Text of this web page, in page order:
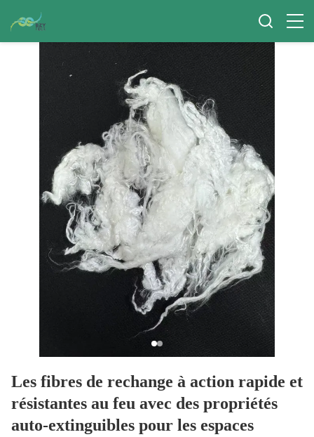
Les fibres de rechange à action rapide et
résistantes au feu avec des propriétés
auto-extinguibles pour les espaces